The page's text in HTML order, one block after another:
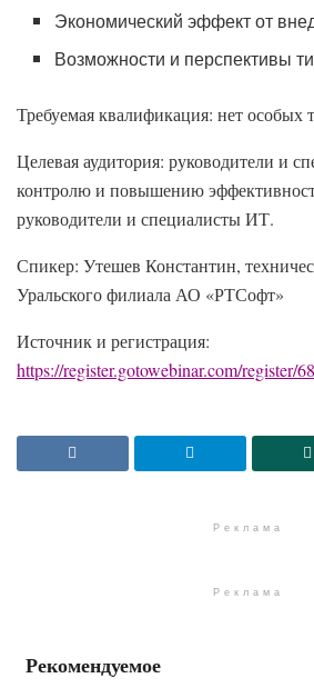
Экономический эффект от
Возможности и перспективы
Требуемая квалификация: нет особых
Целевая аудитория: руководители и
контролю и повышению
руководители и специалисты ИТ.
Спикер: Утешев Константин,
Уральского филиала АО «РТСофт»
Источник и регистрация:
https://register.gotowebinar.com/register/
Реклама
Реклама
Рекомендуемое